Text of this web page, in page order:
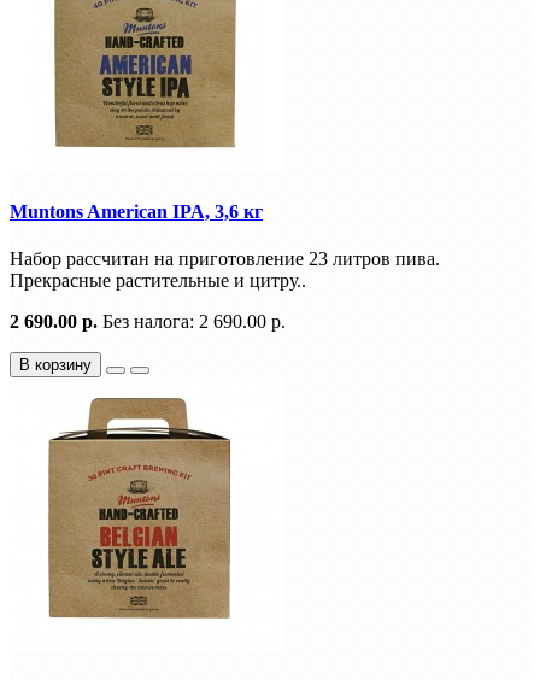
Muntons American IPA, 3,6 кг
Набор рассчитан на приготовление 23 литров пива.
Прекрасные растительные и цитру..
2 690.00 р. Без налога: 2 690.00 р.
В корзину